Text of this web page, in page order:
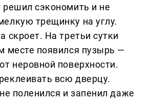
сэкономить и не
трещинку на углу.
скроет. На третьи сутки
месте появился пузырь —
неровной поверхности.
всю дверцу.
поленился и запенил даже